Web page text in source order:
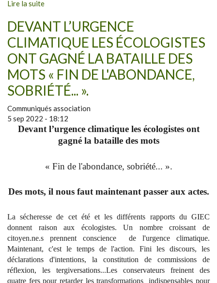
Lire la suite
DEVANT L’URGENCE
CLIMATIQUE LES ÉCOLOGISTES
ONT GAGNÉ LA BATAILLE DES
MOTS « FIN DE L'ABONDANCE,
SOBRIÉTÉ... ».
Communiqués association
5 sep 2022 - 18:12
Devant l’urgence climatique les écologistes ont
gagné la bataille des mots
« Fin de l'abondance, sobriété... ».
Des mots, il nous faut maintenant passer aux actes.
La sécheresse de cet été et les différents rapports du GIEC
donnent raison aux écologistes. Un nombre croissant de
citoyen.ne.s prennent conscience de l'urgence climatique.
Maintenant, c'est le temps de l'action. Fini les discours, les
déclarations d'intentions, la constitution de commissions de
réflexion, les tergiversations...Les conservateurs freinent des
quatre fers pour retarder les transformations indispensables pour